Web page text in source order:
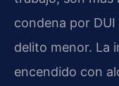
condena por DUI
delito menor. La
encendido con